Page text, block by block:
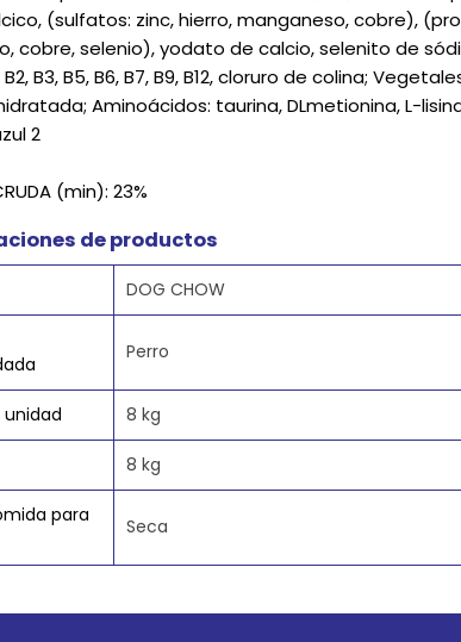
(sulfatos: zinc, hierro, manganeso, cobre),
cobre, selenio), yodato de calcio, selenito de
B2, B3, B5, B6, B7, B9, B12, cloruro de colina;
Aminoácidos: taurina, DLmetionina, L-
2
(min): 23%
de productos
DOG CHOW
Perro
unidad 8 kg
8 kg
para
Seca